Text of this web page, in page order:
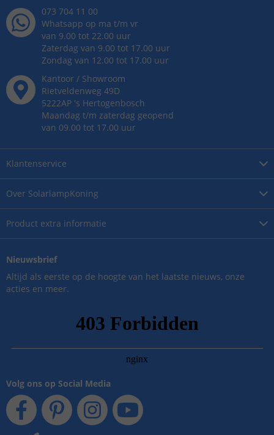
Over SolarlampKoning
Product extra informatie
Klantenservice
073 704 11 00
Whatsapp op ma t/m vr
van 9.00 tot 22.00 uur
Zaterdag van 9.00 tot 17.00 uur
Zondag van 12.00 tot 17.00 uur
Kantoor / Showroom
Rietveldenweg 49D
5222AP 's Hertogenbosch
Maandag t/m zaterdag geopend
van 09.00 tot 17.00 uur
Nieuwsbrief
Altijd als eerste op de hoogte van het laatste nieuws, onze
acties en meer.
Volg ons op Social Media